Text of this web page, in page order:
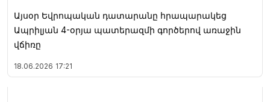
Այսօր Եվրոպական դատարանը հրապարակեց
Ապրիլյան 4-օրյա պատերազմի գործերով առաջին
վճիռը
18.06.2026 17:21